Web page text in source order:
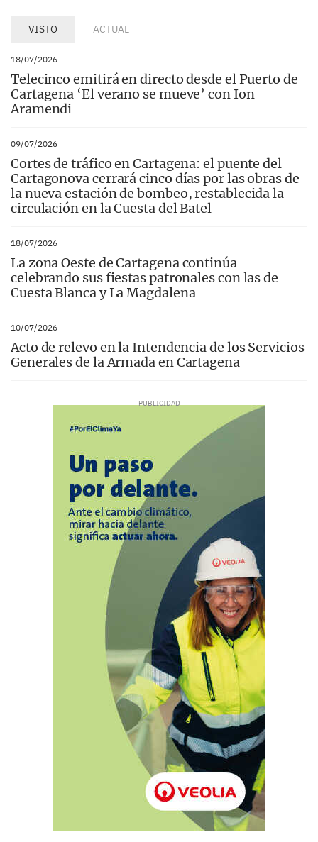
VISTO ACTUAL
18/07/2026
Telecinco emitirá en directo desde el Puerto de
Cartagena ‘El verano se mueve’ con Ion
Aramendi
09/07/2026
Cortes de tráfico en Cartagena: el puente del
Cartagonova cerrará cinco días por las obras de
la nueva estación de bombeo, restablecida la
circulación en la Cuesta del Batel
18/07/2026
La zona Oeste de Cartagena continúa
celebrando sus fiestas patronales con las de
Cuesta Blanca y La Magdalena
10/07/2026
Acto de relevo en la Intendencia de los Servicios
Generales de la Armada en Cartagena